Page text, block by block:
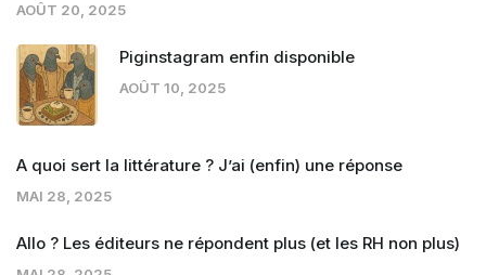
AOÛT 20, 2025
Piginstagram enfin disponible
AOÛT 10, 2025
A quoi sert la littérature ? J’ai (enfin) une réponse
MAI 28, 2025
Allo ? Les éditeurs ne répondent plus (et les RH non plus)